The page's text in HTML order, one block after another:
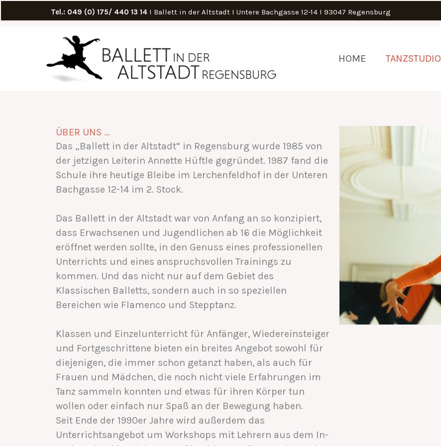
Tel.: 049 (0) 175/ 440 13 14 I Ballett in der Altstadt I Untere Bachgasse 12-14 I 93047 Regensburg
HOME TANZSTUDIO
ÜBER UNS ...
Das „Ballett in der Altstadt“ in Regensburg wurde 1985 von
der jetzigen Leiterin Annette Hüftle gegründet. 1987 fand die
Schule ihre heutige Bleibe im Lerchenfeldhof in der Unteren
Bachgasse 12-14 im 2. Stock.
Das Ballett in der Altstadt war von Anfang an so konzipiert,
dass Erwachsenen und Jugendlichen ab 16 die Möglichkeit
eröffnet werden sollte, in den Genuss eines professionellen
Unterrichts und eines anspruchsvollen Trainings zu
kommen. Und das nicht nur auf dem Gebiet des
Klassischen Balletts, sondern auch in so speziellen
Bereichen wie Flamenco und Stepptanz.
Klassen und Einzelunterricht für Anfänger, Wiedereinsteiger
und Fortgeschrittene bieten ein breites Angebot sowohl für
diejenigen, die immer schon getanzt haben, als auch für
Frauen und Mädchen, die noch nicht viele Erfahrungen im
Tanz sammeln konnten und etwas für ihren Körper tun
wollen oder einfach nur Spaß an der Bewegung haben.
Seit Ende der 1990er Jahre wird außerdem das
Unterrichtsangebot um Workshops mit Lehrern aus dem In-